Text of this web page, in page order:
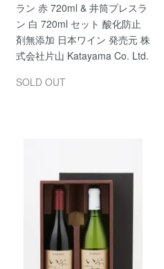
ラン 赤 720ml & 井筒プレスラ
ン 白 720ml セット 酸化防止
剤無添加 日本ワイン 発売元 株
式会社片山 Katayama Co. Ltd.
SOLD OUT